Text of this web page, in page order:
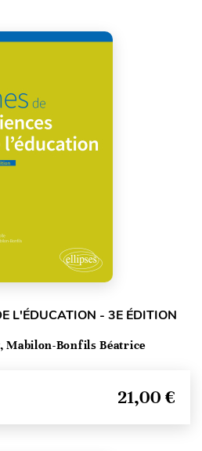
L'ÉDUCATION - 3E ÉDITION
Mabilon-Bonfils Béatrice
21,00 €